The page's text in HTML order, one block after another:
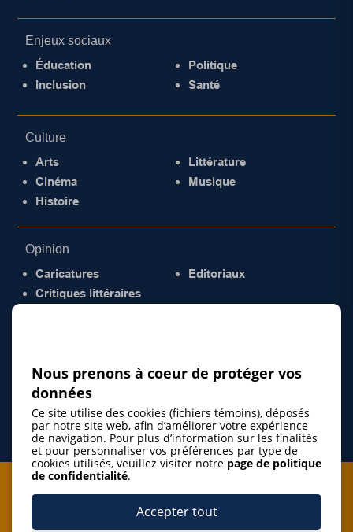
Enjeux sociaux
Éducation
Inclusion
Politique
Santé
Culture
Arts
Cinéma
Histoire
Littérature
Musique
Opinion
Caricatures
Critiques littéraires
Éditoriaux
Je m'abonne à l'infolettre
Nous prenons à coeur de protéger vos
données
Ce site utilise des cookies (fichiers témoins), déposés
par notre site web, afin d’améliorer votre expérience
de navigation. Pour plus d’information sur les finalités
et pour personnaliser vos préférences par type de
cookies utilisés, veuillez visiter notre page de politique
de confidentialité.
Accepter tout